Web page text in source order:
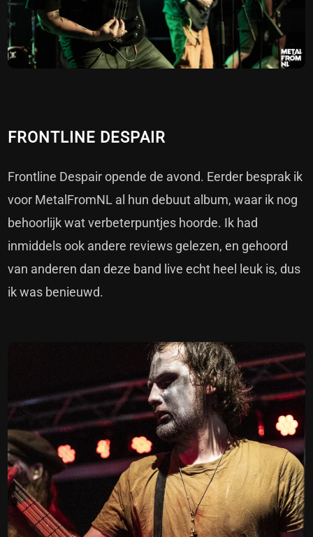
FRONTLINE DESPAIR
Frontline Despair opende de avond. Eerder besprak ik
voor MetalFromNL al hun debuut album, waar ik nog
behoorlijk wat verbeterpuntjes hoorde. Ik had
inmiddels ook andere reviews gelezen, en gehoord
van anderen dan deze band live echt heel leuk is, dus
ik was benieuwd.